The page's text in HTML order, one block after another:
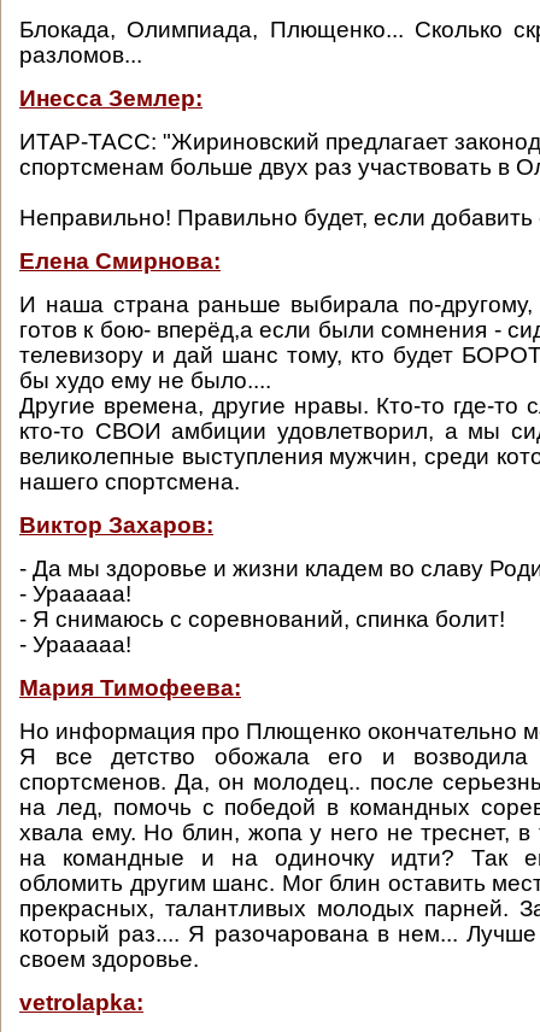
Блокада, Олимпиада, Плющенко... Сколько
разломов...
Инесса Землер:
ИТАР-ТАСС: "Жириновский предлагает
спортсменам больше двух раз участвовать в
Неправильно! Правильно будет, если
Елена Смирнова:
И наша страна раньше выбирала по-
готов к бою- вперёд,а если были сомнения -
телевизору и дай шанс тому, кто будет
бы худо ему не было....
Другие времена, другие нравы. Кто-то где-то
кто-то СВОИ амбиции удовлетворил, а мы
великолепные выступления мужчин, среди
нашего спортсмена.
Виктор Захаров:
- Да мы здоровье и жизни кладем во славу
- Урааааа!
- Я снимаюсь с соревнований, спинка болит!
- Урааааа!
Мария Тимофеева:
Но информация про Плющенко окончательно
Я все детство обожала его и возводила
спортсменов. Да, он молодец.. после
на лед, помочь с победой в командных
хвала ему. Но блин, жопа у него не треснет, в
на командные и на одиночку идти? Так
обломить другим шанс. Мог блин оставить
прекрасных, талантливых молодых парней.
который раз.... Я разочарована в нем...
своем здоровье.
vetrolapka: